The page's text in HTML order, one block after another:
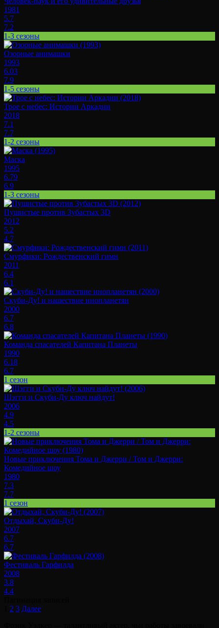
1981
5.7
7.2
1-3 сезоны
Озорные анимашки
1993
6.03
7.9
1-5 сезоны
Трое с небес: Истории Аркадии
2018
7.1
7.7
1-2 сезоны
Маска
1995
6.79
6.9
1-3 сезоны
Пушистые против Зубастых 3D
2012
5.2
4.7
Смурфики: Рождественский гимн
2011
6.4
6.1
Скуби-Ду! и нашествие инопланетян
2000
6.7
6.8
Команда спасателей Капитана Планеты
1990
6.18
6.7
1 сезон
Шэгги и Скуби-Ду ключ найдут!
2006
4.9
4.5
1-2 сезоны
Новые приключения Тома и Джерри / Том и Джерри:
Комедийное шоу
1980
7.3
7.7
1 сезон
Отдыхай, Скуби-Ду!
2007
6.7
6.7
Фестиваль Гарфилда
2008
3.8
4.4
2 3 Далее